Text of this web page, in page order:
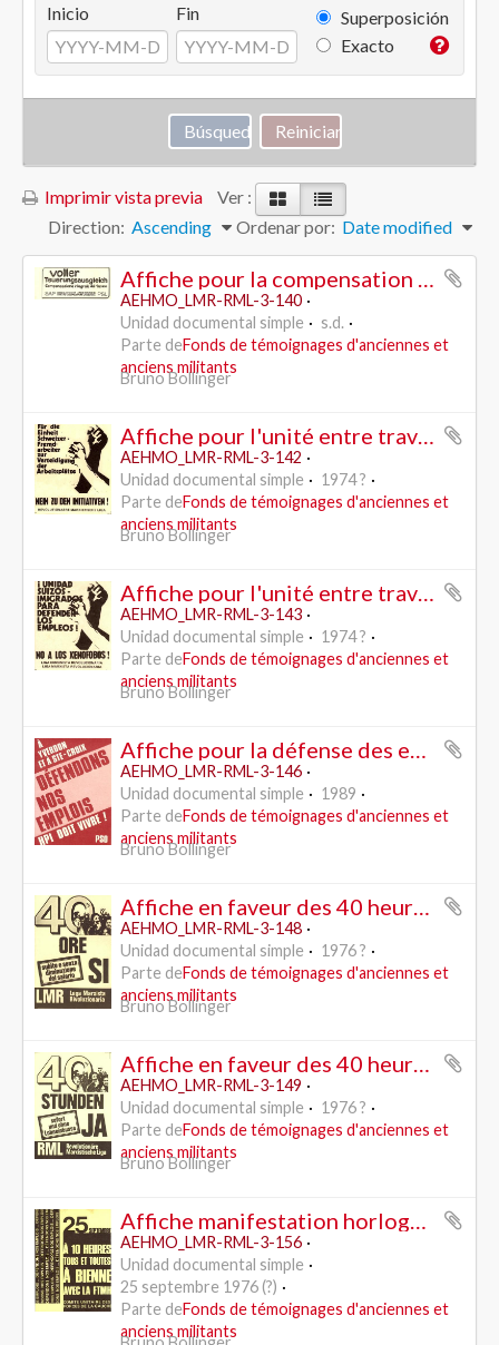
Inicio Fin
Superposición
Exacto
Imprimir vista previa
Ver :
Ordenar por: Date modified
Direction: Ascending
Affiche pour la compensation intégrale du renchérissement - SAP /PSL
AEHMO_LMR-RML-3-140
Unidad documental simple
s.d.
Parte deFonds de témoignages d'anciennes et
anciens militants
Bruno Bollinger
Affiche pour l'unité entre travailleurs suisses et immigrés pour le maintien des places de travail - contre les initiatives (Schwarzenbach?) - RML
AEHMO_LMR-RML-3-142
Unidad documental simple
1974 ?
Parte deFonds de témoignages d'anciennes et
anciens militants
Bruno Bollinger
Affiche pour l'unité entre travailleurs suisses et immigrés - contreles xénophobes (Schwarzenbach?) - RML/LCR (espagnole)
AEHMO_LMR-RML-3-143
Unidad documental simple
1974 ?
Parte deFonds de témoignages d'anciennes et
anciens militants
Bruno Bollinger
Affiche pour la défense des emplois Hermes Precisa, Yverdon et Sainte-Croix(VD) - PSO
AEHMO_LMR-RML-3-146
Unidad documental simple
1989
Parte deFonds de témoignages d'anciennes et
anciens militants
Bruno Bollinger
Affiche en faveur des 40 heures - LMR (italien)
AEHMO_LMR-RML-3-148
Unidad documental simple
1976 ?
Parte deFonds de témoignages d'anciennes et
anciens militants
Bruno Bollinger
Affiche en faveur des 40 heures - RML
AEHMO_LMR-RML-3-149
Unidad documental simple
1976 ?
Parte deFonds de témoignages d'anciennes et
anciens militants
Bruno Bollinger
Affiche manifestation horlogerie pour la défense des emplois (?)
AEHMO_LMR-RML-3-156
Unidad documental simple
25 septembre 1976 (?)
Parte deFonds de témoignages d'anciennes et
anciens militants